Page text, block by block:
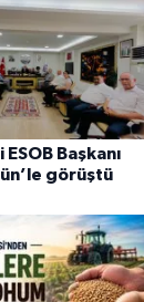
Başkanı
görüştü